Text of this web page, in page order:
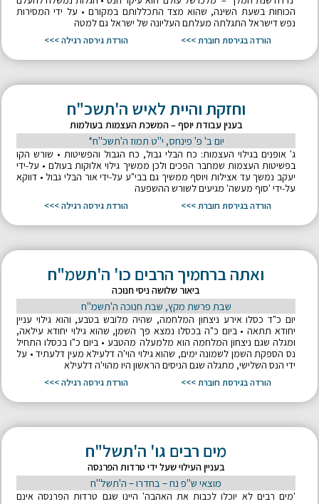
הכוחות בשעת השינה, שהוא מצד התכללותם במקורם • על ידי המסירות
נפש דישראל התגלתה מעלתם העליונה של ישראל גם למטה
הורדה בגירסת חוברת >>> הורדת גירסה רגילה >>>
וחזקת והיית לאיש ה'תשכ"ח
בענין עבודת יוסף – המשכת העצמות בעולמות
יום ב' פ' פינחס, י"ט תמוז ה'תשכ"ח*
ג' אופנים בגילוי העצמות: כח הבלי גבול, כח הגבול והפשיטות • שורש הקו
בפשיטות העצמות שמחבר הפכים ולכן ממשיך גילוי אלוקות בעולם • על-ידי
יעקב נמשך עד אצילות ויוסף ממשיך גם בבי"ע על-ידי אור הבלי גבול • דווקא
על-ידי 'סוף מעשה' מגיעים לשורש ההשפעה
הורדה בגירסת חוברת >>> הורדת גירסה רגילה >>>
ואתה ברחמיך הרבים כו' ה'תשמ"ח
ביאור שלושה ניסי חנוכה
שבת פרשת מקץ, שבת חנוכה ה'תשמ"ח
יום כ"ד כסלו אירע ניצחון המלחמה, שהיה מלובש בטבע, והוא גילוי עניין
יחודא תתאה • ביום כ"ה בכסלו נמצא פך השמן, שהוא גילוי יחודא עילאה,
ומגלה שגם ניצחון המלחמה הוא מלמעלה מהטבע • ביום כ"ו בכסלו התחיל
נס הספקת השמן לשמונה ימים, שהוא גילוי הוי'ה דלעילא מעין דלעתיד • על
ידי הנס השלישי, מתגלה שגם הניסים הראשון היו מהוי'ה דלעילא
הורדה בגירסת חוברת >>> הורדת גירסה רגילה >>>
מים רבים גו' ה'תשל"ח
בעניין העילוי שעל ידי טרדות הפרנסה
מוצאי ש"פ נח – בחדרו – ה'תשל"ח
'מים רבים לא יוכלו לכבות את האהבה' היינו שגם טרדות הפרנסה אינם